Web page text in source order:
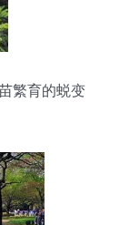
繁育的蜕变